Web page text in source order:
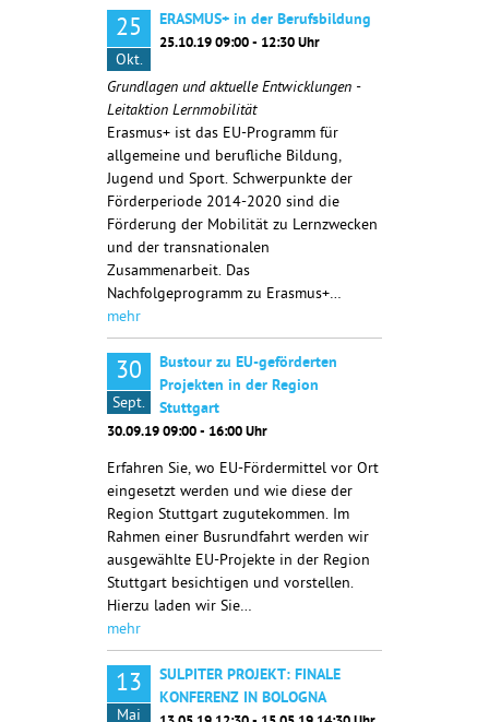
25
Okt.
ERASMUS+ in der Berufsbildung
25.10.19 09:00 - 12:30 Uhr
Grundlagen und aktuelle Entwicklungen -
Leitaktion Lernmobilität
Erasmus+ ist das EU-Programm für
allgemeine und berufliche Bildung,
Jugend und Sport. Schwerpunkte der
Förderperiode 2014-2020 sind die
Förderung der Mobilität zu Lernzwecken
und der transnationalen
Zusammenarbeit. Das
Nachfolgeprogramm zu Erasmus+…
mehr
30
Sept.
Bustour zu EU-geförderten
Projekten in der Region
Stuttgart
30.09.19 09:00 - 16:00 Uhr
Erfahren Sie, wo EU-Fördermittel vor Ort
eingesetzt werden und wie diese der
Region Stuttgart zugutekommen. Im
Rahmen einer Busrundfahrt werden wir
ausgewählte EU-Projekte in der Region
Stuttgart besichtigen und vorstellen.
Hierzu laden wir Sie…
mehr
13
Mai
SULPITER PROJEKT: FINALE
KONFERENZ IN BOLOGNA